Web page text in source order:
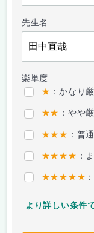
先生名
楽単度
★ ：かなり
★★ ：やや
★★★ ：普通
★★★★ ：
★★★★★
より詳しい条件